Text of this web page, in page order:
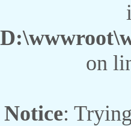
on
Notice: